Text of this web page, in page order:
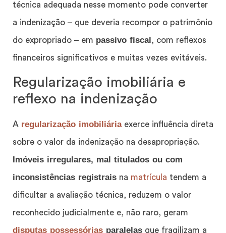
técnica adequada nesse momento pode converter
a indenização – que deveria recompor o patrimônio
do expropriado – em passivo fiscal , com reflexos
financeiros significativos e muitas vezes evitáveis.
Regularização imobiliária e
reflexo na indenização
A regularização imobiliáriaexerce influência direta
sobre o valor da indenização na desapropriação.
Imóveis irregulares, mal titulados ou com
inconsistências registrais na matrícula tendem a
dificultar a avaliação técnica, reduzem o valor
reconhecido judicialmente e, não raro, geram
disputas possessórias paralelas que fragilizam a